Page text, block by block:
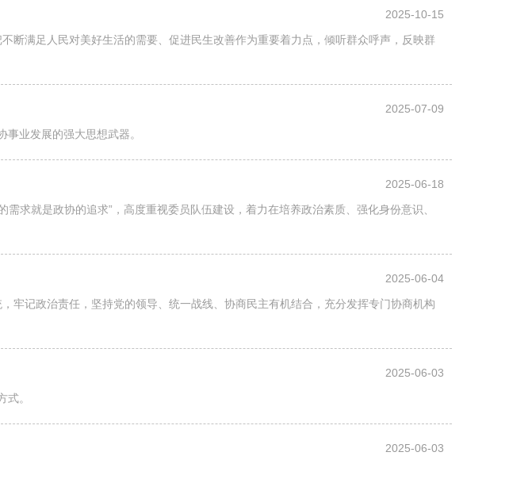
2025-10-15
断满足人民对美好生活的需要、促进民生改善作为重要着力点，倾听群众呼声，反映群
2025-07-09
业发展的强大思想武器。
2025-06-18
求就是政协的追求”，高度重视委员队伍建设，着力在培养政治素质、强化身份意识、
2025-06-04
牢记政治责任，坚持党的领导、统一战线、协商民主有机结合，充分发挥专门协商机构
2025-06-03
。
2025-06-03